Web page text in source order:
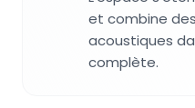
et combine
acoustiques
complète.